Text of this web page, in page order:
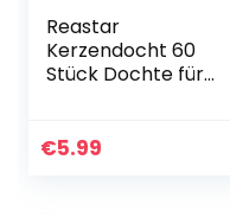
Reastar
Kerzendocht 60
Stück Dochte für
Kerzen mit 60
€5.99